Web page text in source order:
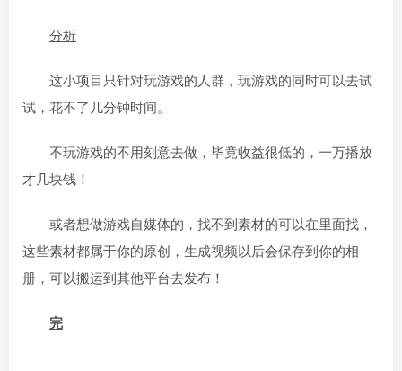
分析
这小项目只针对玩游戏的人群，玩游戏的同时可以去试
试，花不了几分钟时间。
不玩游戏的不用刻意去做，毕竟收益很低的，一万播放
才几块钱！
或者想做游戏自媒体的，找不到素材的可以在里面找，
这些素材都属于你的原创，生成视频以后会保存到你的相
册，可以搬运到其他平台去发布！
完